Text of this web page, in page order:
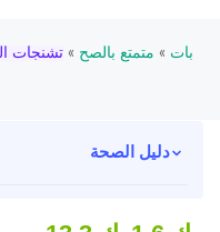
بات » متمتع بالصح » تشنجات
دليل الصحة